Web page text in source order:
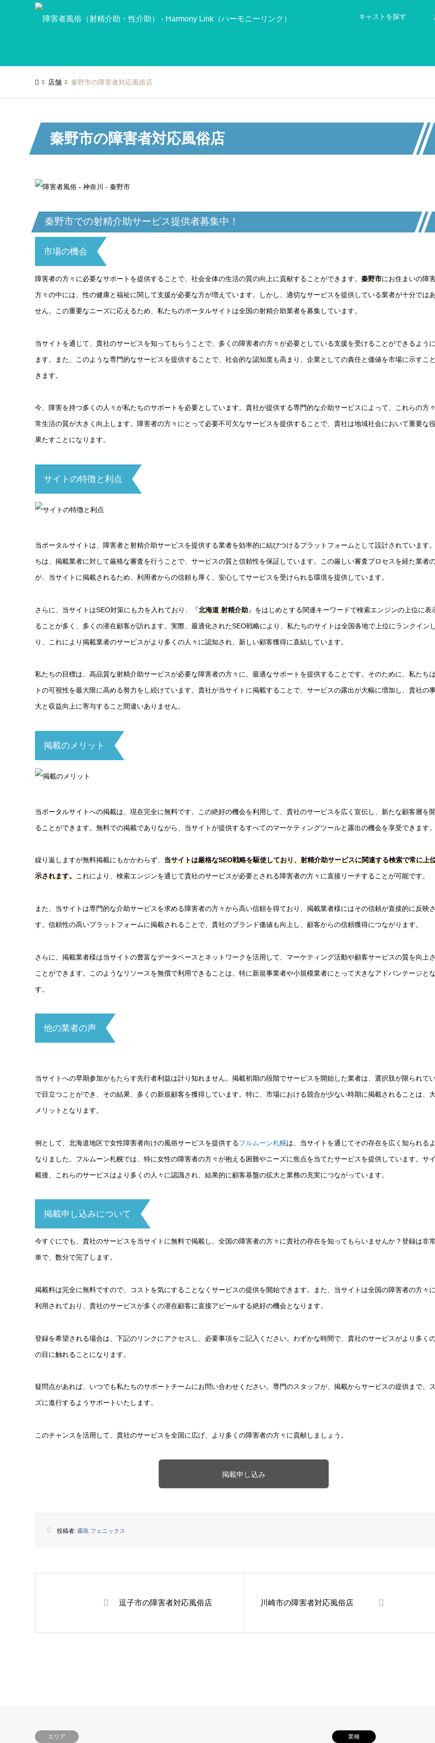
キャストを探す
店舗 秦野市の障害者対応風俗店
秦野市の障害者対応風俗店
秦野市での射精介助サービス提供者募集中！
市場の機会
障害者の方々に必要なサポートを提供することで、社会全体の生活の質の向上に貢献することができます。 秦野市にお住まいの障
方々の中には、性の健康と福祉に関して支援が必要な方が増えています。しかし、適切なサービスを提供している業者が十分では
せん。この重要なニーズに応えるため、私たちのポータルサイトは全国の射精介助業者を募集しています。
当サイトを通じて、貴社のサービスを知ってもらうことで、多くの障害者の方々が必要としている支援を受けることができるよう
ます。また、このような専門的なサービスを提供することで、社会的な認知度も高まり、企業としての責任と価値を市場に示すこ
きます。
今、障害を持つ多くの人々が私たちのサポートを必要としています。貴社が提供する専門的な介助サービスによって、これらの方
常生活の質が大きく向上します。障害者の方々にとって必要不可欠なサービスを提供することで、貴社は地域社会において重要な
果たすことになります。
サイトの特徴と利点
当ポータルサイトは、障害者と射精介助サービスを提供する業者を効率的に結びつけるプラットフォームとして設計されています
ちは、掲載業者に対して厳格な審査を行うことで、サービスの質と信頼性を保証しています。この厳しい審査プロセスを経た業者
が、当サイトに掲載されるため、利用者からの信頼も厚く、安心してサービスを受けられる環境を提供しています。
さらに、当サイトはSEO対策にも力を入れており、『北海道 射精介助』をはじめとする関連キーワードで検索エンジンの上位に表
ることが多く、多くの潜在顧客が訪れます。実際、最適化されたSEO戦略により、私たちのサイトは全国各地で上位にランクイン
り、これにより掲載業者のサービスがより多くの人々に認知され、新しい顧客獲得に直結しています。
私たちの目標は、高品質な射精介助サービスが必要な障害者の方々に、最適なサポートを提供することです。そのために、私たち
トの可視性を最大限に高める努力をし続けています。貴社が当サイトに掲載することで、サービスの露出が大幅に増加し、貴社の
大と収益向上に寄与すること間違いありません。
掲載のメリット
当ポータルサイトへの掲載は、現在完全に無料です。この絶好の機会を利用して、貴社のサービスを広く宣伝し、新たな顧客層を
ることができます。無料での掲載でありながら、当サイトが提供するすべてのマーケティングツールと露出の機会を享受できます。
繰り返しますが無料掲載にもかかわらず、 当サイトは厳格なSEO戦略を駆使しており、射精介助サービスに関連する検索で常に上
示されます。 これにより、検索エンジンを通じて貴社のサービスが必要とされる障害者の方々に直接リーチすることが可能です。
また、当サイトは専門的な介助サービスを求める障害者の方々から高い信頼を得ており、掲載業者様にはその信頼が直接的に反映
す。信頼性の高いプラットフォームに掲載されることで、貴社のブランド価値も向上し、顧客からの信頼獲得につながります。
さらに、掲載業者様は当サイトの豊富なデータベースとネットワークを活用して、マーケティング活動や顧客サービスの質を向上
ことができます。このようなリソースを無償で利用できることは、特に新規事業者や小規模業者にとって大きなアドバンテージと
す。
他の業者の声
当サイトへの早期参加がもたらす先行者利益は計り知れません。掲載初期の段階でサービスを開始した業者は、選択肢が限られて
で目立つことができ、その結果、多くの新規顧客を獲得しています。特に、市場における競合が少ない時期に掲載されることは、
メリットとなります。
例として、北海道地区で女性障害者向けの風俗サービスを提供するフルムーン札幌は、当サイトを通じてその存在を広く知られる
なりました。フルムーン札幌では、特に女性の障害者の方々が抱える困難やニーズに焦点を当てたサービスを提供しています。サ
載後、これらのサービスはより多くの人々に認識され、結果的に顧客基盤の拡大と業務の充実につながっています。
掲載申し込みについて
今すぐにでも、貴社のサービスを当サイトに無料で掲載し、全国の障害者の方々に貴社の存在を知ってもらいませんか？登録は非
単で、数分で完了します。
掲載料は完全に無料ですので、コストを気にすることなくサービスの提供を開始できます。また、当サイトは全国の障害者の方々
利用されており、貴社のサービスが多くの潜在顧客に直接アピールする絶好の機会となります。
登録を希望される場合は、下記のリンクにアクセスし、必要事項をご記入ください。わずかな時間で、貴社のサービスがより多く
の目に触れることになります。
疑問点があれば、いつでも私たちのサポートチームにお問い合わせください。専門のスタッフが、掲載からサービスの提供まで、
ズに進行するようサポートいたします。
このチャンスを活用して、貴社のサービスを全国に広げ、より多くの障害者の方々に貢献しましょう。
掲載申し込み
投稿者: 霧島 フェニックス
逗子市の障害者対応風俗店 川崎市の障害者対応風俗店
エリア 業種